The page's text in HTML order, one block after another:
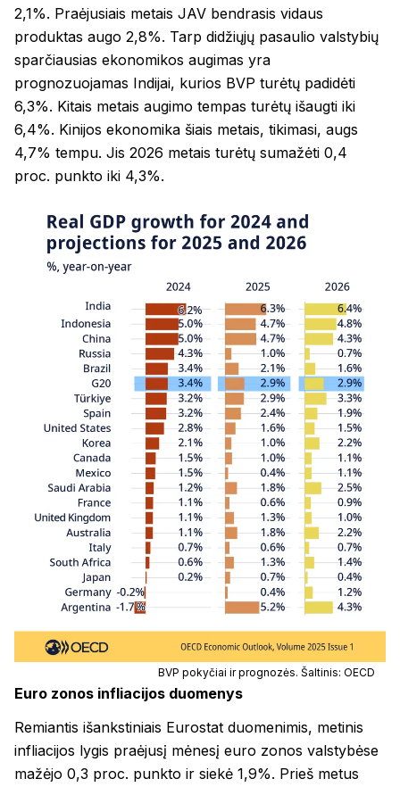
2,1%. Praėjusiais metais JAV bendrasis vidaus
produktas augo 2,8%. Tarp didžiųjų pasaulio valstybių
sparčiausias ekonomikos augimas yra
prognozuojamas Indijai, kurios BVP turėtų padidėti
6,3%. Kitais metais augimo tempas turėtų išaugti iki
6,4%. Kinijos ekonomika šiais metais, tikimasi, augs
4,7% tempu. Jis 2026 metais turėtų sumažėti 0,4
proc. punkto iki 4,3%.
BVP pokyčiai ir prognozės. Šaltinis: OECD
Euro zonos infliacijos duomenys
Remiantis išankstiniais Eurostat duomenimis, metinis
infliacijos lygis praėjusį mėnesį euro zonos valstybėse
mažėjo 0,3 proc. punkto ir siekė 1,9%. Prieš metus